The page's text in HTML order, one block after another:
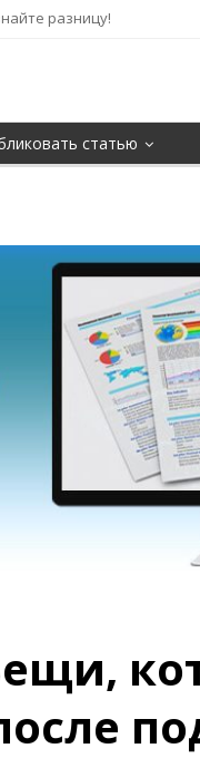
разницу!
статью